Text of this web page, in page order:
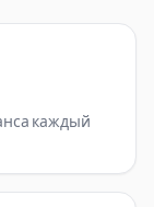
у
каждый